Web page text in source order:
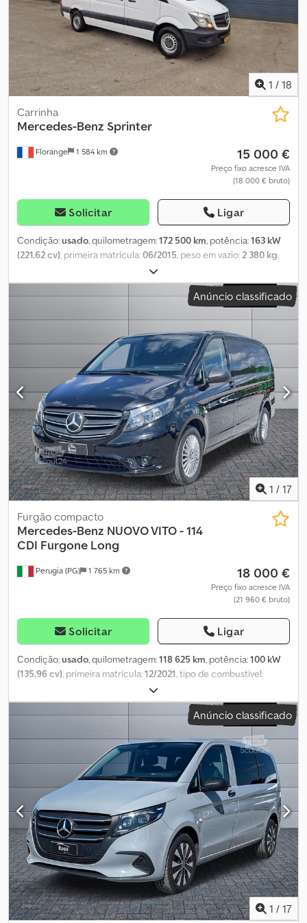
1 / 18
Florange 1 584 km
Carrinha
Mercedes-Benz Sprinter
15 000 €
Preço fixo acresce IVA
(18 000 € bruto)
Solicitar Ligar
Condição:usado, quilometragem:172 500 km, potência:163 kW
(221,62 cv), primeira matrícula:06/2015, peso em vazio:2 380 kg,
3 500 kg, combustível:
engrenagem:mecânico, número de lugares:6, capacidade de
carga:1 120 kg, Equipamento:computador de bordo, fecho
, • Cabine dupla de 6 lugares • Revestimento em
centralizado • Vidros elétricos • Roda sobressalente • Dimensões
internas: 2,20 x 1,77 x 1,92 m
Anúncio classificado
1 / 17
Perugia (PG) 1 765 km
Furgão compacto
Mercedes-Benz NUOVO VITO - 114
CDI Furgone Long
18 000 €
Preço fixo acresce IVA
(21 960 € bruto)
Solicitar Ligar
Condição:usado, quilometragem:118 625 km, potência:100 kW
(135,96 cv), primeira matrícula:12/2021, tipo de combustível:
4x2, cor:
mecânico, classe de emissão:Euro 6, suspensão:aço, número de
lugares:3, Equipamento:ar condicionado, direção assistida, As
Cedpfx Aoy Hdcvem Uerf
Anúncio classificado
1 / 17